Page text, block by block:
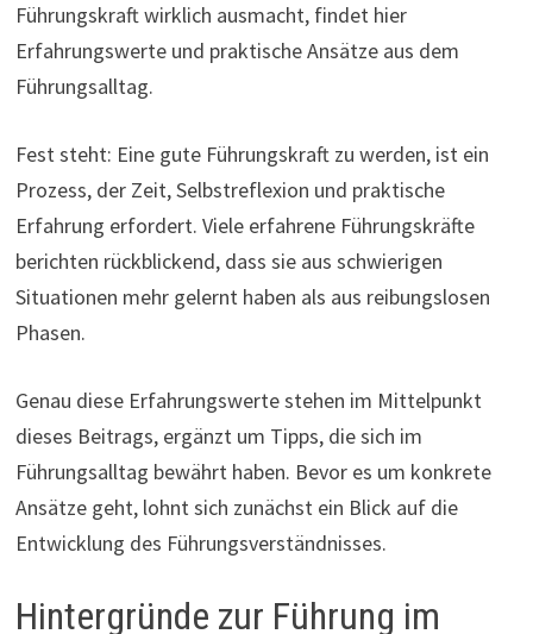
Führungskraft wirklich ausmacht, findet hier
Erfahrungswerte und praktische Ansätze aus dem
Führungsalltag.
Fest steht: Eine gute Führungskraft zu werden, ist ein
Prozess, der Zeit, Selbstreflexion und praktische
Erfahrung erfordert. Viele erfahrene Führungskräfte
berichten rückblickend, dass sie aus schwierigen
Situationen mehr gelernt haben als aus reibungslosen
Phasen.
Genau diese Erfahrungswerte stehen im Mittelpunkt
dieses Beitrags, ergänzt um Tipps, die sich im
Führungsalltag bewährt haben. Bevor es um konkrete
Ansätze geht, lohnt sich zunächst ein Blick auf die
Entwicklung des Führungsverständnisses.
Hintergründe zur Führung im